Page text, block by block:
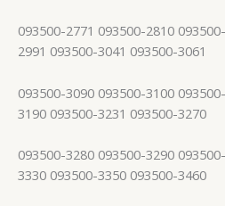
093500-2771 093500-2810
2991 093500-3041 093500-3061
093500-3090 093500-3100
3190 093500-3231 093500-3270
093500-3280 093500-3290
3330 093500-3350 093500-3460